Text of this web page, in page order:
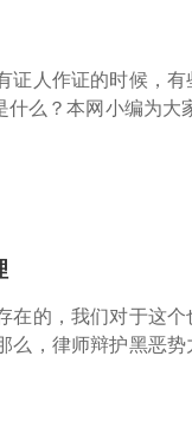
人作证的时候，有
是什么？本网小
的，我们对于这个
么，律师辩护黑